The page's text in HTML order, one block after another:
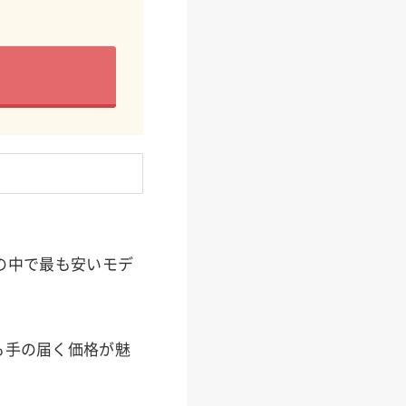
中で最も安いモデ
の届く価格が魅